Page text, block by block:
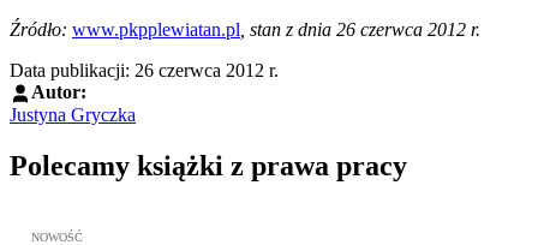
Źródło: www.pkpplewiatan.pl , stan z dnia 26 czerwca 2012 r.
Data publikacji: 26 czerwca 2012 r.
Autor:
Justyna Gryczka
Polecamy książki z prawa pracy
Przejdź do: Meritum Prawo Pracy 2026, Kazimierz Jaśkowski -
NOWOŚĆ